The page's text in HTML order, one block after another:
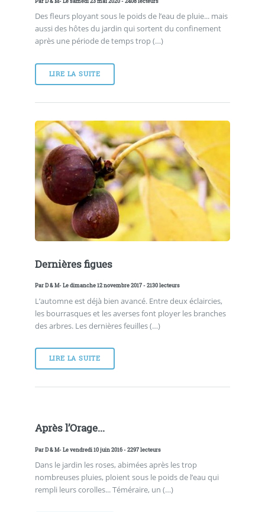
Des fleurs ployant sous le poids de l’eau de pluie... mais
aussi des hôtes du jardin qui sortent du confinement
après une période de temps trop (…)
LIRE LA SUITE
Dernières figues
ParD & M- Le dimanche 12 novembre 2017 - 2130 lecteurs
L’automne est déjà bien avancé. Entre deux éclaircies,
les bourrasques et les averses font ployer les branches
des arbres. Les dernières feuilles (…)
LIRE LA SUITE
Après l’Orage...
ParD & M- Le vendredi 10 juin 2016 - 2297 lecteurs
Dans le jardin les roses, abimées après les trop
nombreuses pluies, ploient sous le poids de l’eau qui
rempli leurs corolles... Téméraire, un (…)